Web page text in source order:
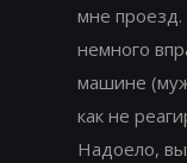
мне
немного
машине
как не
Надоело,